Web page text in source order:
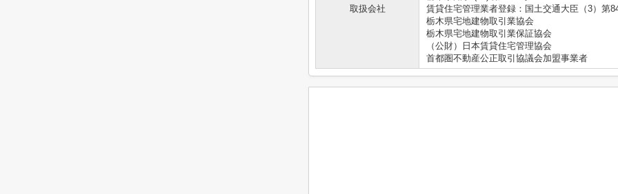
取扱会社
賃貸住宅管理業者登録：国土交通大臣（3）第
栃木県宅地建物取引業協会
栃木県宅地建物取引業保証協会
（公財）日本賃貸住宅管理協会
首都圏不動産公正取引協議会加盟事業者